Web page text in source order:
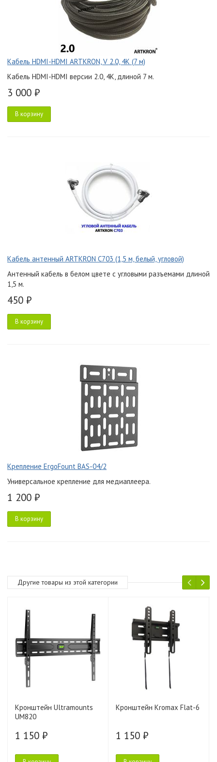
Кабель HDMI-HDMI ARTKRON, V 2.0, 4K (7 м)
Кабель HDMI-HDMI версии 2.0, 4K, длиной 7 м.
3 000 ₽
В корзину
Кабель антенный ARTKRON C703 (1,5 м, белый, угловой)
Антенный кабель в белом цвете с угловыми разъемами длиной
1,5 м.
450 ₽
В корзину
Крепление ErgoFount BAS-04/2
Универсальное крепление для медиаплеера.
1 200 ₽
В корзину
Другие товары из этой категории
Кронштейн Ultramounts
UM820
1 150 ₽
Кронштейн Kromax Flat-6
1 150 ₽